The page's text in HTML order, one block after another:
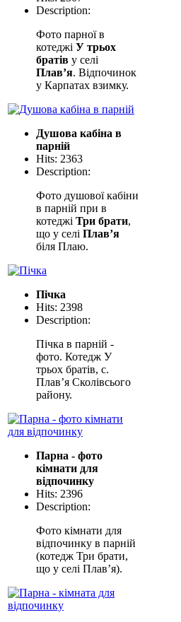
Description:
Фото парної в
котеджі У трьох
братів у селі
Плав’я. Відпочинок
у Карпатах взимку.
Душова кабіна в
парній
Hits: 2363
Description:
Фото душової кабіни
в парній при в
котеджі Три брати,
що у селі Плав’я
біля Плаю.
Пічка
Hits: 2398
Description:
Пічка в парній -
фото. Котедж У
трьох братів, с.
Плав’я Сколівсього
району.
Парна - фото
кімнати для
відпочинку
Hits: 2396
Description:
Фото кімнати для
відпочинку в парній
(котедж Три брати,
що у селі Плав’я).